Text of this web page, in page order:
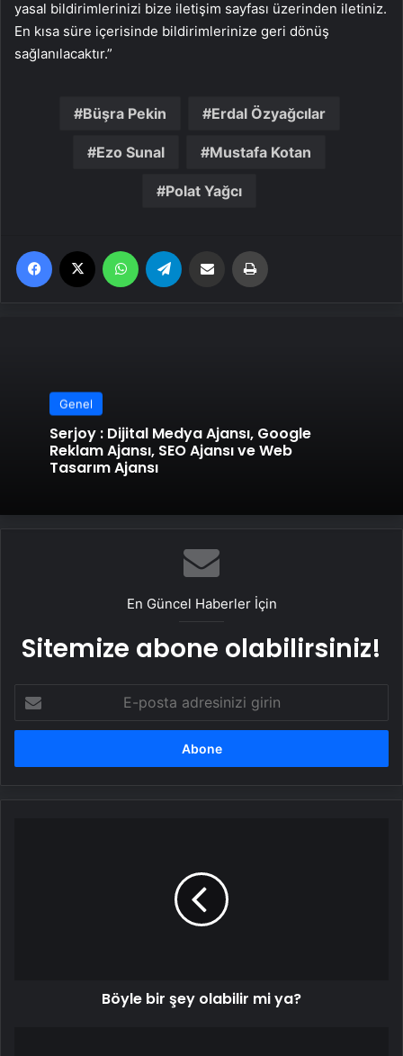
yasal bildirimlerinizi bize iletişim sayfası üzerinden iletiniz.
En kısa süre içerisinde bildirimlerinize geri dönüş
sağlanılacaktır.”
Büşra Pekin Erdal Özyağcılar
Ezo Sunal Mustafa Kotan
Polat Yağcı
Facebook WhatsApp Email'den paylaş
Genel
Serjoy : Dijital Medya Ajansı, Google
Reklam Ajansı, SEO Ajansı ve Web
Tasarım Ajansı
En Güncel Haberler İçin
Sitemize abone olabilirsiniz!
posta
adresinizi
Böyle bir şey olabilir mi ya?